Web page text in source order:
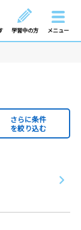
学習中の方 メニュー
さらに条件
を絞り込む